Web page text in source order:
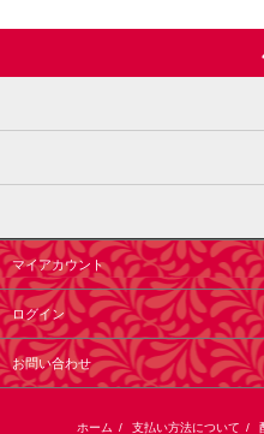
マイアカウント
ログイン
お問い合わせ
ホーム / 支払い方法について /